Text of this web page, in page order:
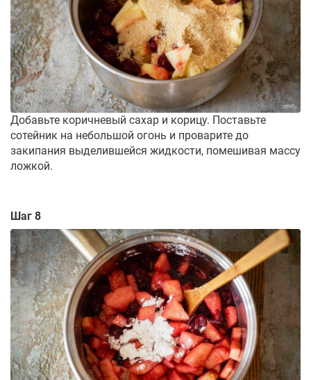
Добавьте коричневый сахар и корицу. Поставьте
сотейник на небольшой огонь и проварите до
закипания выделившейся жидкости, помешивая массу
ложкой.
Шаг 8